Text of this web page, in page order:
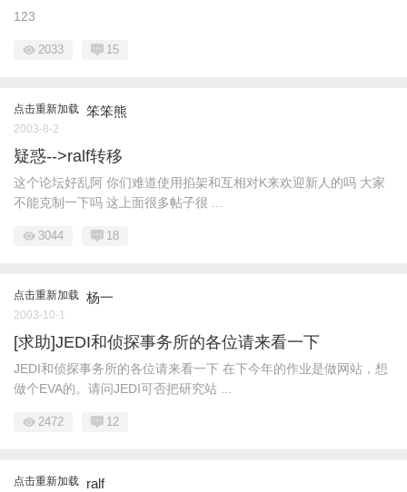
123
2033 15
点击重新加载 笨笨熊
2003-8-2
疑惑-->ralf转移
这个论坛好乱阿 你们难道使用掐架和互相对K来欢迎新人的吗 大家
不能克制一下吗 这上面很多帖子很 ...
3044 18
点击重新加载 杨一
2003-10-1
[求助]JEDI和侦探事务所的各位请来看一下
JEDI和侦探事务所的各位请来看一下 在下今年的作业是做网站，想
做个EVA的。请问JEDI可否把研究站 ...
2472 12
点击重新加载 ralf